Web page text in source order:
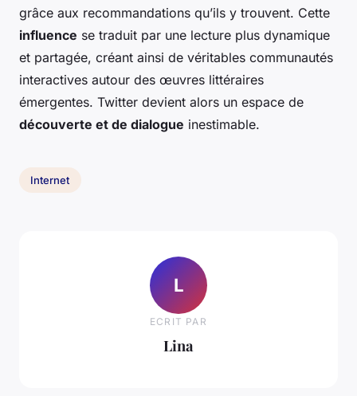
grâce aux recommandations qu’ils y trouvent. Cette
influence se traduit par une lecture plus dynamique
et partagée, créant ainsi de véritables communautés
interactives autour des œuvres littéraires
émergentes. Twitter devient alors un espace de
découverte et de dialogue inestimable.
Internet
L
ECRIT PAR
Lina